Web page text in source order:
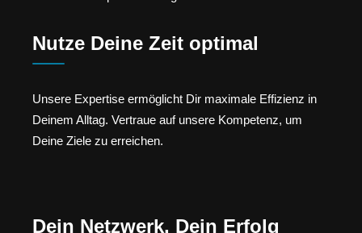
Nutze Deine Zeit optimal
Unsere Expertise ermöglicht Dir maximale Effizienz in
Deinem Alltag. Vertraue auf unsere Kompetenz, um
Deine Ziele zu erreichen.
Dein Netzwerk, Dein Erfolg